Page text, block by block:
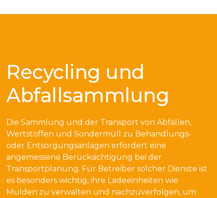
Recycling und
Abfallsammlung
Die Sammlung und der Transport von Abfällen,
Wertstoffen und Sondermüll zu Behandlungs-
oder Entsorgungsanlagen erfordert eine
angemessene Berücksichtigung bei der
Transportplanung. Für Betreiber solcher Dienste ist
es besonders wichtig, ihre Ladeeinheiten wie
Mulden zu verwalten und nachzuverfolgen, um